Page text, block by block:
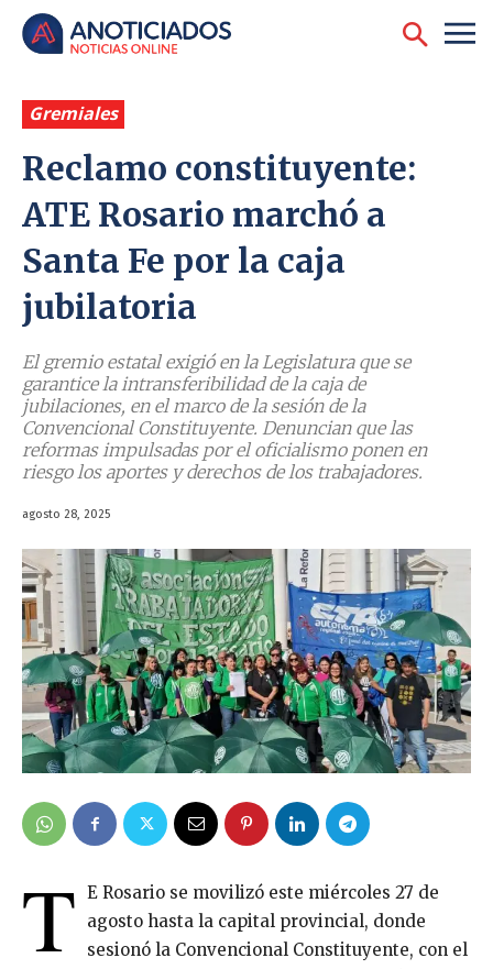
Gremiales
Reclamo constituyente:
ATE Rosario marchó a
Santa Fe por la caja
jubilatoria
El gremio estatal exigió en la Legislatura que se
garantice la intransferibilidad de la caja de
jubilaciones, en el marco de la sesión de la
Convencional Constituyente. Denuncian que las
reformas impulsadas por el oficialismo ponen en
riesgo los aportes y derechos de los trabajadores.
agosto 28, 2025
T E Rosario se movilizó este miércoles 27 de
agosto hasta la capital provincial, donde
sesionó la Convencional Constituyente, con el